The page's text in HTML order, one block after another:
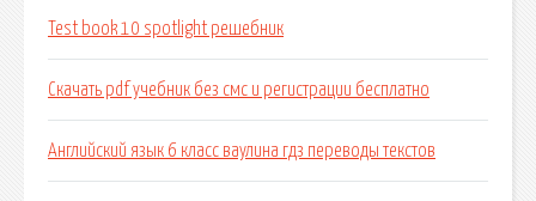
Test book 10 spotlight решебник
Скачать pdf учебник без смс и регистрации бесплатно
Английский язык 6 класс ваулина гдз переводы текстов